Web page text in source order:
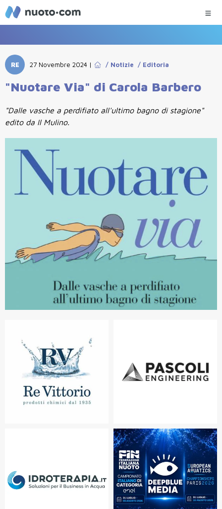
RE 27 Novembre 2024 | / Notizie / Editoria
"Nuotare Via" di Carola Barbero
"Dalle vasche a perdifiato all'ultimo bagno di stagione"
edito da Il Mulino.